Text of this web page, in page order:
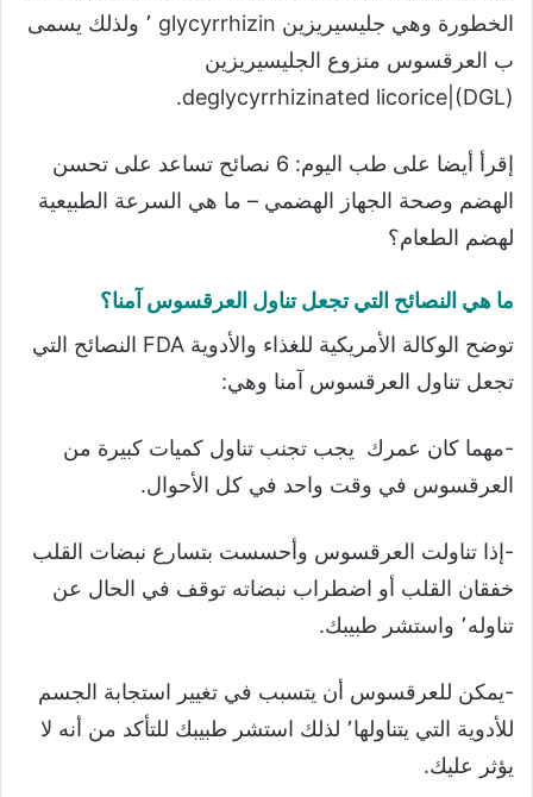
الخطورة وهي جليسيريزين glycyrrhizin ٬ ولذلك يسمى
ب العرقسوس منزوع الجليسيريزين
(deglycyrrhizinated licorice|(DGL.
إقرأ أيضا على طب اليوم: 6 نصائح تساعد على تحسن
الهضم وصحة الجهاز الهضمي – ما هي السرعة الطبيعية
لهضم الطعام؟
ما هي النصائح التي تجعل تناول العرقسوس آمنا؟
توضح الوكالة الأمريكية للغذاء والأدوية FDA النصائح التي
تجعل تناول العرقسوس آمنا وهي:
-مهما كان عمرك يجب تجنب تناول كميات كبيرة من
العرقسوس في وقت واحد في كل الأحوال.
-إذا تناولت العرقسوس وأحسست بتسارع نبضات القلب
خفقان القلب أو اضطراب نبضاته توقف في الحال عن
تناوله٬ واستشر طبيبك.
-يمكن للعرقسوس أن يتسبب في تغيير استجابة الجسم
للأدوية التي يتناولها٬ لذلك استشر طبيبك للتأكد من أنه لا
يؤثر عليك.